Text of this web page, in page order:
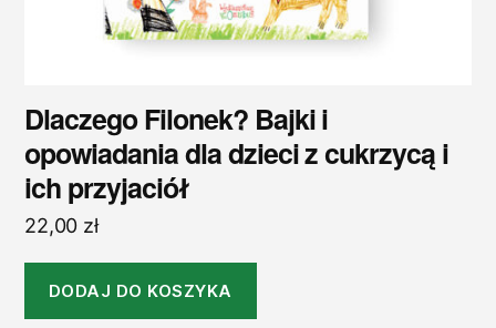
Dlaczego Filonek? Bajki i
opowiadania dla dzieci z cukrzycą i
ich przyjaciół
22,00 zł
DODAJ DO KOSZYKA